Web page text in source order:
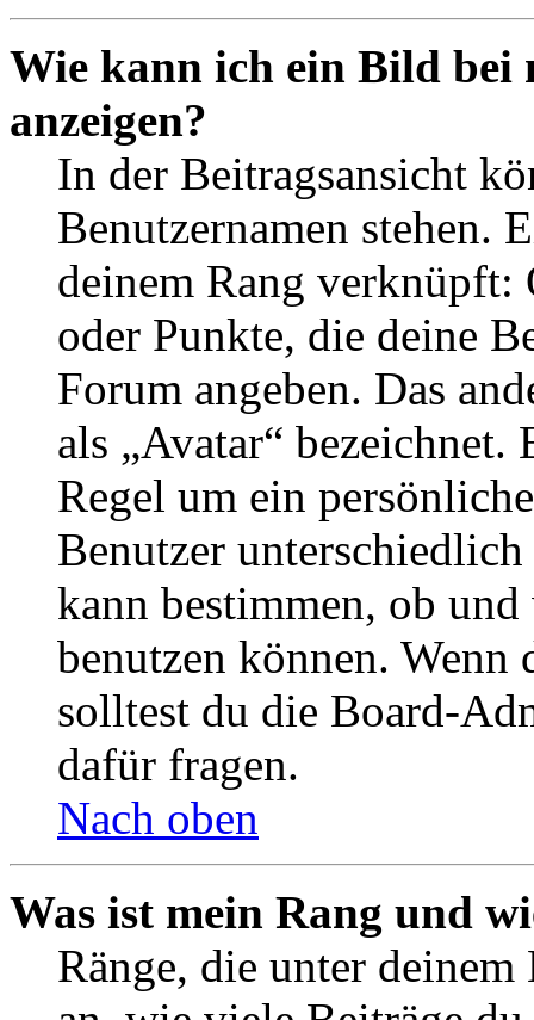
Wie kann ich ein Bild bei
anzeigen?
In der Beitragsansicht
Benutzernamen stehen.
deinem Rang verknüpft:
oder Punkte, die deine
Forum angeben. Das
als „Avatar“
Regel um ein
Benutzer
kann bestimmen, ob
benutzen können. Wenn
solltest du die Board-
dafür fragen.
Nach oben
Was ist mein Rang und
Ränge, die unter deinem